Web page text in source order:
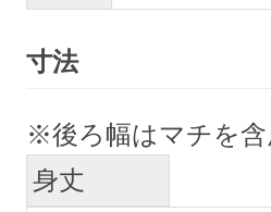
寸法
※後ろ幅はマチを
身丈